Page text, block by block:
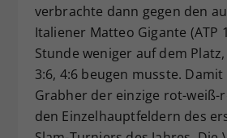
verbrachte dann gegen den
Italiener Matteo Gigante (ATP
Stunde weniger auf dem
3:6, 4:6 beugen musste. Damit
Grabher der einzige rot-weiß-
den Einzelhauptfeldern des